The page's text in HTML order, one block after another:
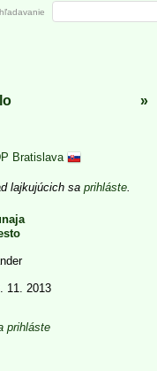
»
Bratislava
lajkujúcich sa prihláste.
11. 2013
prihláste